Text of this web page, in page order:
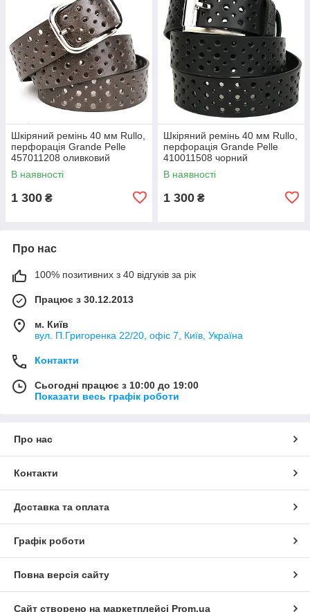
Шкіряний ремінь 40 мм Rullo,
перфорація Grande Pelle
457011208 оливковий
В наявності
1 300 ₴
Шкіряний ремінь 40 мм Rullo,
перфорація Grande Pelle
410011508 чорний
В наявності
1 300 ₴
Про нас
100% позитивних з 40 відгуків за рік
Працює з 30.12.2013
м. Київ
вул. П.Григоренка 22/20, офіс 7, Київ, Україна
Контакти
Сьогодні працює з 10:00 до 19:00
Показати весь графік роботи
Про нас
Контакти
Доставка та оплата
Графік роботи
Повна версія сайту
Сайт створено на маркетплейсі Prom.ua